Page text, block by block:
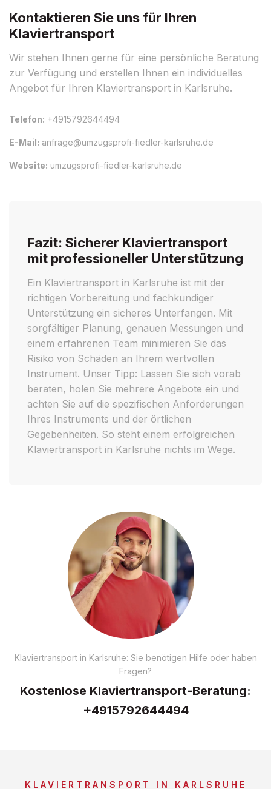
Kontaktieren Sie uns für Ihren
Klaviertransport
Wir stehen Ihnen gerne für eine persönliche Beratung
zur Verfügung und erstellen Ihnen ein individuelles
Angebot für Ihren Klaviertransport in Karlsruhe.
Telefon: +4915792644494
E-Mail: anfrage@umzugsprofi-fiedler-karlsruhe.de
Website: umzugsprofi-fiedler-karlsruhe.de
Fazit: Sicherer Klaviertransport
mit professioneller Unterstützung
Ein Klaviertransport in Karlsruhe ist mit der
richtigen Vorbereitung und fachkundiger
Unterstützung ein sicheres Unterfangen. Mit
sorgfältiger Planung, genauen Messungen und
einem erfahrenen Team minimieren Sie das
Risiko von Schäden an Ihrem wertvollen
Instrument. Unser Tipp: Lassen Sie sich vorab
beraten, holen Sie mehrere Angebote ein und
achten Sie auf die spezifischen Anforderungen
Ihres Instruments und der örtlichen
Gegebenheiten. So steht einem erfolgreichen
Klaviertransport in Karlsruhe nichts im Wege.
Klaviertransport in Karlsruhe: Sie benötigen Hilfe oder haben
Fragen?
Kostenlose Klaviertransport-Beratung:
+4915792644494
KLAVIERTRANSPORT IN KARLSRUHE